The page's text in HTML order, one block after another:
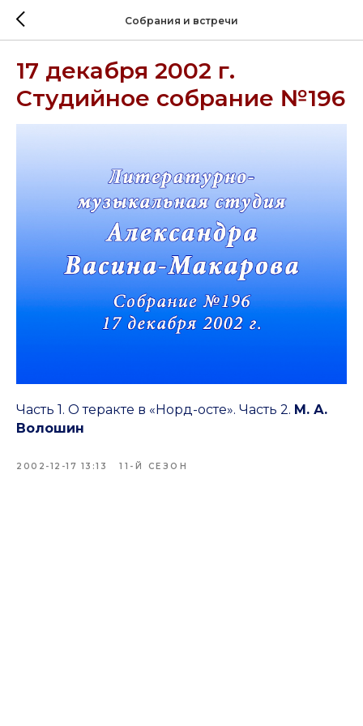
Собрания и встречи
17 декабря 2002 г.
Студийное собрание №196
Часть 1. О теракте в «Норд-осте». Часть 2. М. А.
Волошин
2002-12-17 13:13 11-Й СЕЗОН